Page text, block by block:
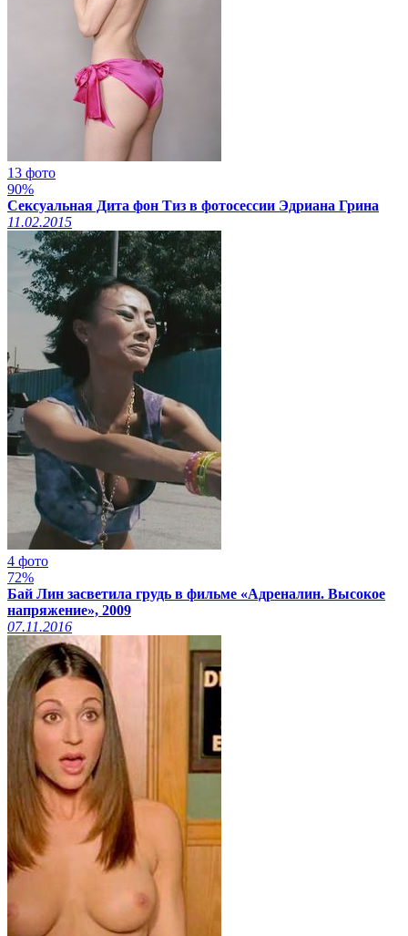
13 фото
90%
Сексуальная Дита фон Тиз в фотосессии Эдриана Грина
11.02.2015
4 фото
72%
Бай Лин засветила грудь в фильме «Адреналин. Высокое
напряжение», 2009
07.11.2016